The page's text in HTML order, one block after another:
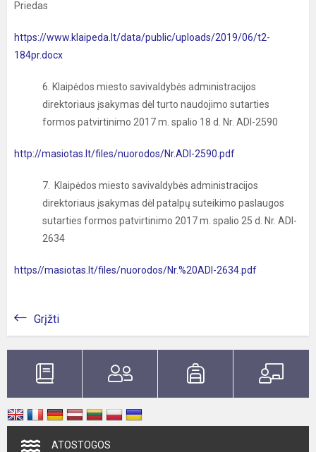
Priedas
https://www.klaipeda.lt/data/public/uploads/2019/06/t2-
184pr.docx
6. Klaipėdos miesto savivaldybės administracijos
direktoriaus įsakymas dėl turto naudojimo sutarties
formos patvirtinimo 2017 m. spalio 18 d. Nr. ADI-2590
http://masiotas.lt/files/nuorodos/Nr.ADI-2590.pdf
7. Klaipėdos miesto savivaldybės administracijos
direktoriaus įsakymas dėl patalpų suteikimo paslaugos
sutarties formos patvirtinimo 2017 m. spalio 25 d. Nr. ADI-
2634
https//masiotas.lt/files/nuorodos/Nr.%20ADI-2634.pdf
Grįžti
ATOSTOGOS